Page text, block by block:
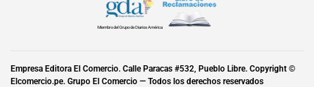
Miembro del Grupo de Diarios América
Empresa Editora El Comercio. Calle Paracas #532, Pueblo Libre. Copyright ©
Elcomercio.pe. Grupo El Comercio — Todos los derechos reservados